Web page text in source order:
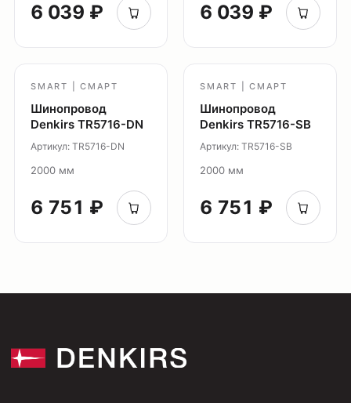
6 039 ₽ 6 039 ₽
SMART | СМАРТ
Шинопровод
Denkirs TR5716-DN
Артикул: TR5716-DN
2000 мм
6 751 ₽
SMART | СМАРТ
Шинопровод
Denkirs TR5716-SB
Артикул: TR5716-SB
2000 мм
6 751 ₽
Каталог
О нас
Контакты
Монтажным организациям
Светильники Flex